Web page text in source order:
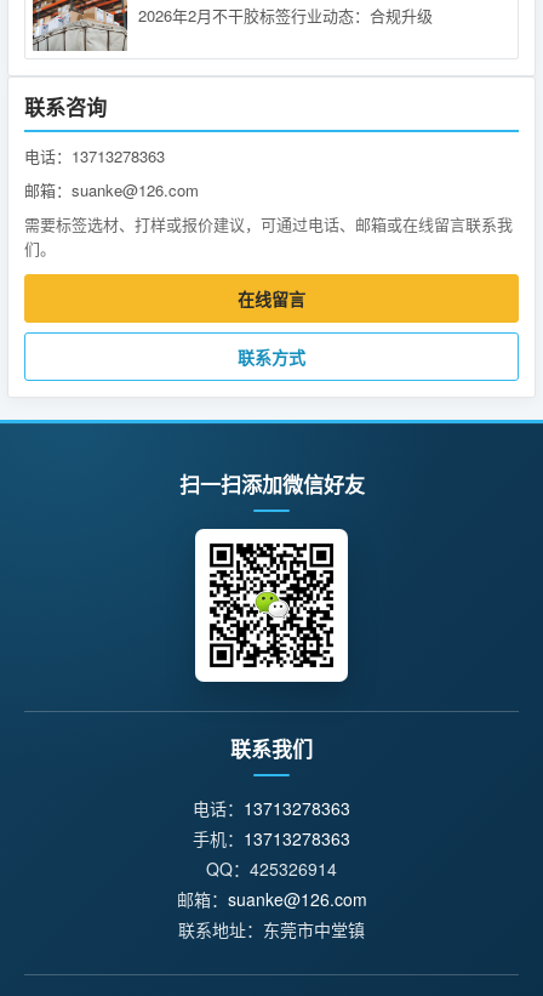
2026年2月不干胶标签行业动态：合规升级
联系咨询
电话：13713278363
邮箱：suanke@126.com
需要标签选材、打样或报价建议，可通过电话、邮箱或在线留言联系我
们。
在线留言
联系方式
扫一扫添加微信好友
联系我们
电话： 13713278363
手机： 13713278363
QQ：425326914
邮箱： suanke@126.com
联系地址：东莞市中堂镇